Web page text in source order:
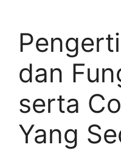
dan
serta
Yang